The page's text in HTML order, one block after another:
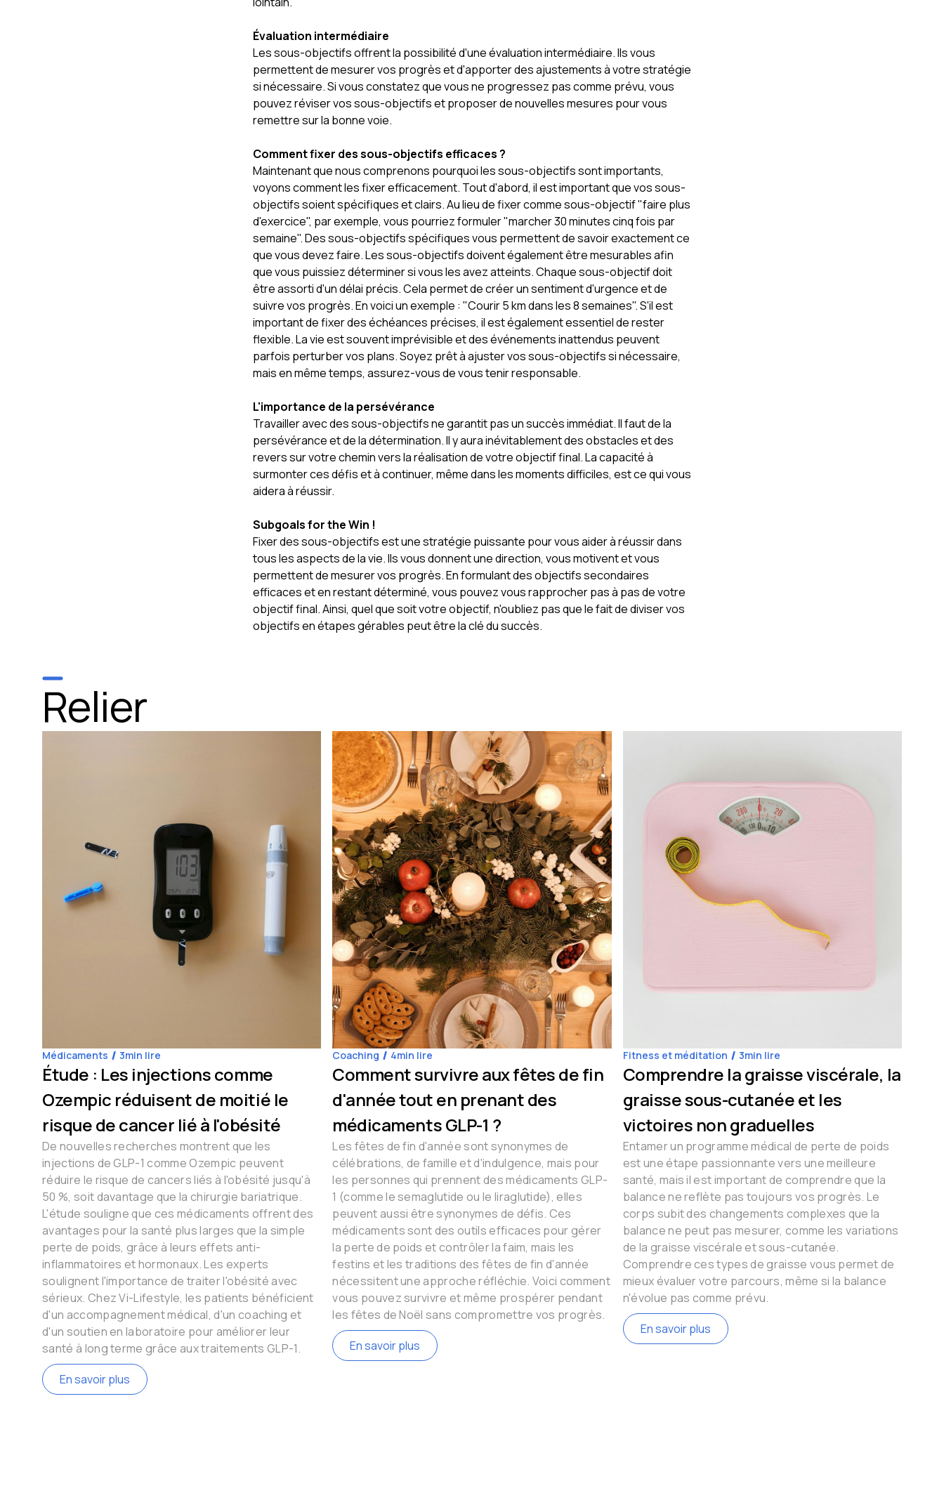
Évaluation intermédiaire
Les sous-objectifs offrent la possibilité d'une évaluation intermédiaire. Ils vous
permettent de mesurer vos progrès et d'apporter des ajustements à votre stratégie
si nécessaire. Si vous constatez que vous ne progressez pas comme prévu, vous
pouvez réviser vos sous-objectifs et proposer de nouvelles mesures pour vous
remettre sur la bonne voie.
Comment fixer des sous-objectifs efficaces ?
Maintenant que nous comprenons pourquoi les sous-objectifs sont importants,
voyons comment les fixer efficacement. Tout d'abord, il est important que vos sous-
objectifs soient spécifiques et clairs. Au lieu de fixer comme sous-objectif "faire plus
d'exercice", par exemple, vous pourriez formuler "marcher 30 minutes cinq fois par
semaine". Des sous-objectifs spécifiques vous permettent de savoir exactement ce
que vous devez faire. Les sous-objectifs doivent également être mesurables afin
que vous puissiez déterminer si vous les avez atteints. Chaque sous-objectif doit
être assorti d'un délai précis. Cela permet de créer un sentiment d'urgence et de
suivre vos progrès. En voici un exemple : "Courir 5 km dans les 8 semaines". S'il est
important de fixer des échéances précises, il est également essentiel de rester
flexible. La vie est souvent imprévisible et des événements inattendus peuvent
parfois perturber vos plans. Soyez prêt à ajuster vos sous-objectifs si nécessaire,
mais en même temps, assurez-vous de vous tenir responsable.
L'importance de la persévérance
Travailler avec des sous-objectifs ne garantit pas un succès immédiat. Il faut de la
persévérance et de la détermination. Il y aura inévitablement des obstacles et des
revers sur votre chemin vers la réalisation de votre objectif final. La capacité à
surmonter ces défis et à continuer, même dans les moments difficiles, est ce qui vous
aidera à réussir.
Subgoals for the Win !
Fixer des sous-objectifs est une stratégie puissante pour vous aider à réussir dans
tous les aspects de la vie. Ils vous donnent une direction, vous motivent et vous
permettent de mesurer vos progrès. En formulant des objectifs secondaires
efficaces et en restant déterminé, vous pouvez vous rapprocher pas à pas de votre
objectif final. Ainsi, quel que soit votre objectif, n'oubliez pas que le fait de diviser vos
objectifs en étapes gérables peut être la clé du succès.
Relier
Médicaments 3min lire
Étude : Les injections comme
Ozempic réduisent de moitié le
risque de cancer lié à l'obésité
De nouvelles recherches montrent que les
injections de GLP-1 comme Ozempic peuvent
réduire le risque de cancers liés à l'obésité jusqu'à
50 %, soit davantage que la chirurgie bariatrique.
L'étude souligne que ces médicaments offrent des
avantages pour la santé plus larges que la simple
perte de poids, grâce à leurs effets anti-
inflammatoires et hormonaux. Les experts
soulignent l'importance de traiter l'obésité avec
sérieux. Chez Vi-Lifestyle, les patients bénéficient
d'un accompagnement médical, d'un coaching et
d'un soutien en laboratoire pour améliorer leur
santé à long terme grâce aux traitements GLP-1.
En savoir plus
Coaching 4min lire
Comment survivre aux fêtes de fin
d'année tout en prenant des
médicaments GLP-1 ?
Les fêtes de fin d'année sont synonymes de
célébrations, de famille et d'indulgence, mais pour
les personnes qui prennent des médicaments GLP-
1 (comme le semaglutide ou le liraglutide), elles
peuvent aussi être synonymes de défis. Ces
médicaments sont des outils efficaces pour gérer
la perte de poids et contrôler la faim, mais les
festins et les traditions des fêtes de fin d'année
nécessitent une approche réfléchie. Voici comment
vous pouvez survivre et même prospérer pendant
les fêtes de Noël sans compromettre vos progrès.
En savoir plus
Fitness et méditation 3min lire
Comprendre la graisse viscérale, la
graisse sous-cutanée et les
victoires non graduelles
Entamer un programme médical de perte de poids
est une étape passionnante vers une meilleure
santé, mais il est important de comprendre que la
balance ne reflète pas toujours vos progrès. Le
corps subit des changements complexes que la
balance ne peut pas mesurer, comme les variations
de la graisse viscérale et sous-cutanée.
Comprendre ces types de graisse vous permet de
mieux évaluer votre parcours, même si la balance
n'évolue pas comme prévu.
En savoir plus